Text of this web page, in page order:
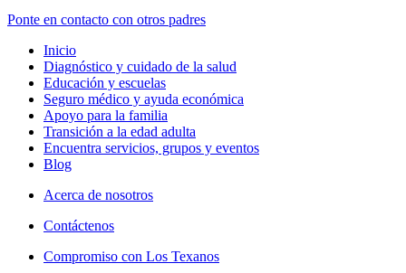
Ponte en contacto con otros padres
Inicio
Diagnóstico y cuidado de la salud
Educación y escuelas
Seguro médico y ayuda económica
Apoyo para la familia
Transición a la edad adulta
Encuentra servicios, grupos y eventos
Blog
Acerca de nosotros
Contáctenos
Compromiso con Los Texanos